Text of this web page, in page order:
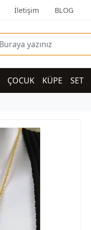
İletişim BLOG
ÇOCUK KÜPE SET